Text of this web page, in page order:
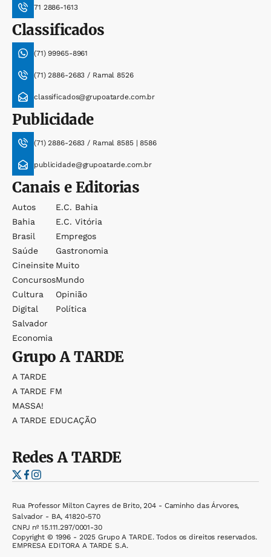
71 2886-1613
Classificados
(71) 99965-8961
(71) 2886-2683 / Ramal 8526
classificados@grupoatarde.com.br
Publicidade
(71) 2886-2683 / Ramal 8585 | 8586
publicidade@grupoatarde.com.br
Canais e Editorias
Autos
Bahia
Brasil
Saúde
Cineinsite
Concursos
Cultura
Digital
Salvador
Economia
E.c. Bahia
E.c. Vitória
Empregos
Gastronomia
Muito
Mundo
Opinião
Política
GrupoA TARDE
A TARDE
A TARDE FM
MASSA!
A TARDE EDUCAÇÃO
RedesA TARDE
Rua Professor Milton Cayres de Brito, 204 - Caminho das Árvores,
Salvador - BA, 41820-570
CNPJ nº 15.111.297/0001-30
Copyright © 1996 - 2025 Grupo A TARDE. Todos os direitos reservados.
EMPRESA EDITORA A TARDE S.A.